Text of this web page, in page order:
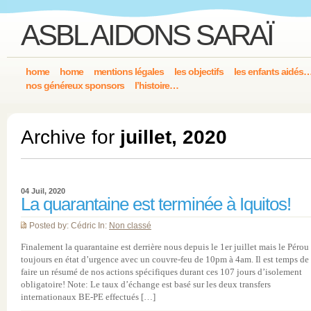
ASBL AIDONS SARAÏ
home home mentions légales les objectifs
les enfants
nos généreux sponsors
l’histoire…
Archive for juillet, 2020
04 Juil, 2020
La quarantaine est terminée à Iquitos!
Posted by: Cédric In: Non classé
Finalement la quarantaine est derrière nous depuis le 1er juillet mais le Pérou
toujours en état d’urgence avec un couvre-feu de 10pm à 4am. Il est temps de
faire un résumé de nos actions spécifiques durant ces 107 jours d’isolement
obligatoire! Note: Le taux d’échange est basé sur les deux transfers
internationaux BE-PE effectués […]